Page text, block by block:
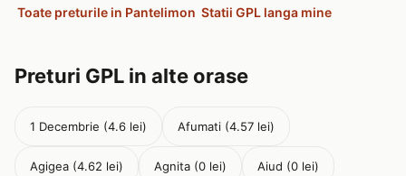
Toate preturile in Pantelimon Statii GPL langa mine
Preturi GPL in alte orase
1 Decembrie (4.6 lei) Afumati (4.57 lei)
Agigea (4.62 lei) Agnita (0 lei) Aiud (0 lei)